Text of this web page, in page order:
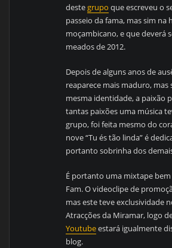
destegrupo que escreveu o
passeio da fama, mas sim
moçambicano, e que deverá
meados de 2012.
Depois de alguns anos de
reaparece mais maduro, mas
mesma identidade, a paixão
tantas paixões uma música
grupo, foi feita mesmo do
nove “Tu és tão linda” é
portanto sobrinha dos
É portanto uma mixtape bem
Fam. O videoclipe de
mas este teve exclusividade
Atracções da Miramar, logo
Youtubeestará igualmente
blog.